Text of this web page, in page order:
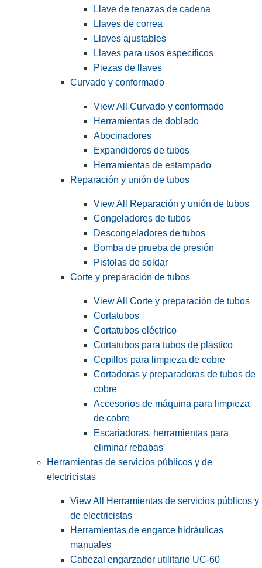
Llave de tenazas de cadena
Llaves de correa
Llaves ajustables
Llaves para usos específicos
Piezas de llaves
Curvado y conformado
View All Curvado y conformado
Herramientas de doblado
Abocinadores
Expandidores de tubos
Herramientas de estampado
Reparación y unión de tubos
View All Reparación y unión de tubos
Congeladores de tubos
Descongeladores de tubos
Bomba de prueba de presión
Pistolas de soldar
Corte y preparación de tubos
View All Corte y preparación de tubos
Cortatubos
Cortatubos eléctrico
Cortatubos para tubos de plástico
Cepillos para limpieza de cobre
Cortadoras y preparadoras de tubos de
cobre
Accesorios de máquina para limpieza
de cobre
Escariadoras, herramientas para
eliminar rebabas
Herramientas de servicios públicos y de
electricistas
View All Herramientas de servicios públicos y
de electricistas
Herramientas de engarce hidráulicas
manuales
Cabezal engarzador utilitario UC-60